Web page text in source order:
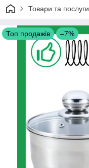
Товари та послуги
Топ продажів –7%